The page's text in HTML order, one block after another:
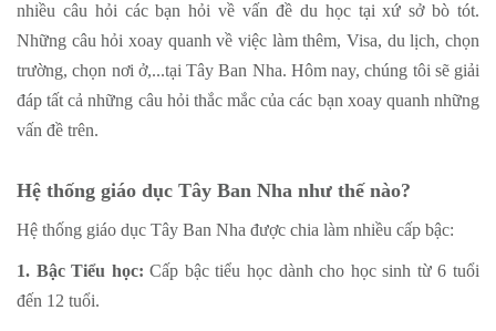
nhiều câu hỏi các bạn hỏi về vấn đề du học tại xứ sở bò tót.
Những câu hỏi xoay quanh về việc làm thêm, Visa, du lịch, chọn
trường, chọn nơi ở,...tại Tây Ban Nha. Hôm nay, chúng tôi sẽ giải
đáp tất cả những câu hỏi thắc mắc của các bạn xoay quanh những
vấn đề trên.
Hệ thống giáo dục Tây Ban Nha như thế nào?
Hệ thống giáo dục Tây Ban Nha được chia làm nhiều cấp bậc:
1. Bậc Tiểu học:Cấp bậc tiểu học dành cho học sinh từ 6 tuổi
đến 12 tuổi.